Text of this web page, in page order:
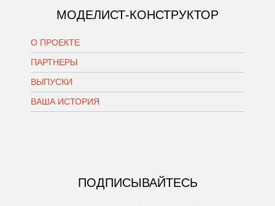
МОДЕЛИСТ-КОНСТРУКТОР
О ПРОЕКТЕ
ПАРТНЕРЫ
ВЫПУСКИ
ВАША ИСТОРИЯ
ПОДПИСЫВАЙТЕСЬ